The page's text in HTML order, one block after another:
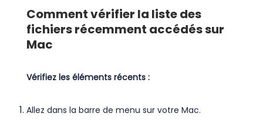
Comment vérifier la liste des
fichiers récemment accédés sur
Mac
Vérifiez les éléments récents :
Allez dans la barre de menu sur votre Mac.